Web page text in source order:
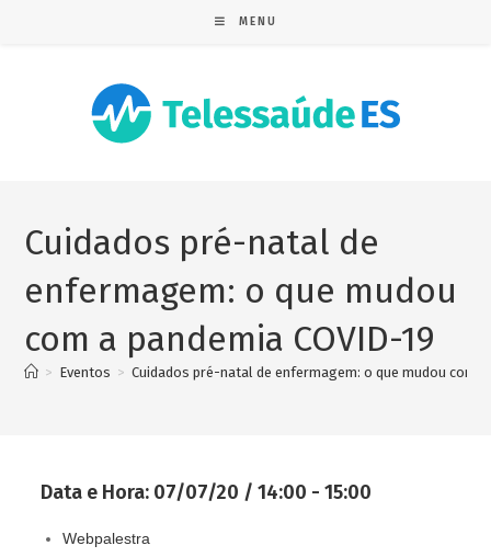
MENU
Cuidados pré-natal de
enfermagem: o que mudou
com a pandemia COVID-19
> Eventos > Cuidados pré-natal de enfermagem: o que mudou com a
Data e Hora: 07/07/20 / 14:00 - 15:00
Webpalestra